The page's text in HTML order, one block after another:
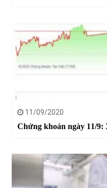
11/09/2020
Chứng khoán ngày 11/9: